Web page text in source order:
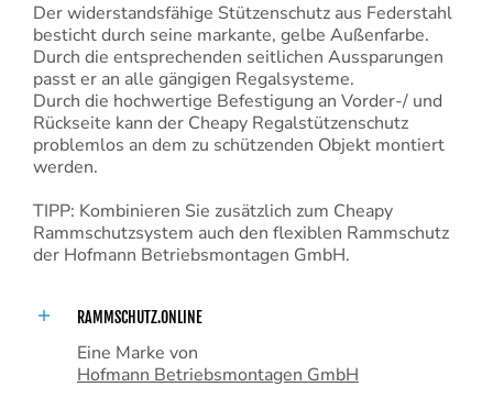
Der widerstandsfähige Stützenschutz aus Federstahl
besticht durch seine markante, gelbe Außenfarbe.
Durch die entsprechenden seitlichen Aussparungen
passt er an alle gängigen Regalsysteme.
Durch die hochwertige Befestigung an Vorder-/ und
Rückseite kann der Cheapy Regalstützenschutz
problemlos an dem zu schützenden Objekt montiert
werden.
TIPP: Kombinieren Sie zusätzlich zum Cheapy
Rammschutzsystem auch den flexiblen Rammschutz
der Hofmann Betriebsmontagen GmbH.
RAMMSCHUTZ.ONLINE
Eine Marke von
Hofmann Betriebsmontagen GmbH